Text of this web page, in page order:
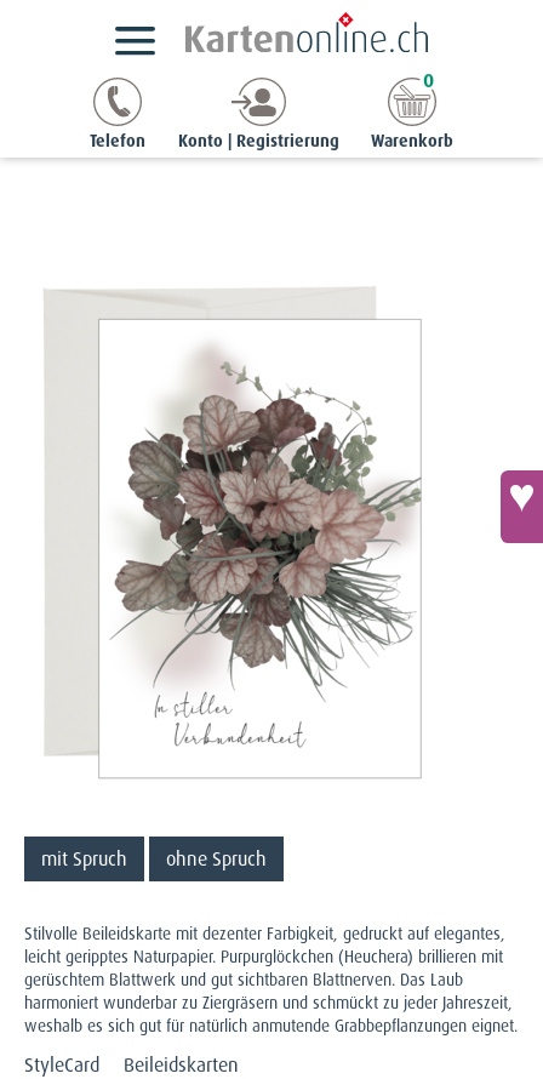
Telefon Konto | Registrierung Warenkorb
0
Beileidskarte «In stiller Verbundenheit» - Purpurglöckchen
(Heuchera)
mit Spruch ohne Spruch
Stilvolle Beileidskarte mit dezenter Farbigkeit, gedruckt auf elegantes,
leicht geripptes Naturpapier. Purpurglöckchen (Heuchera) brillieren mit
gerüschtem Blattwerk und gut sichtbaren Blattnerven. Das Laub
harmoniert wunderbar zu Ziergräsern und schmückt zu jeder Jahreszeit,
weshalb es sich gut für natürlich anmutende Grabbepflanzungen eignet.
StyleCard Beileidskarten